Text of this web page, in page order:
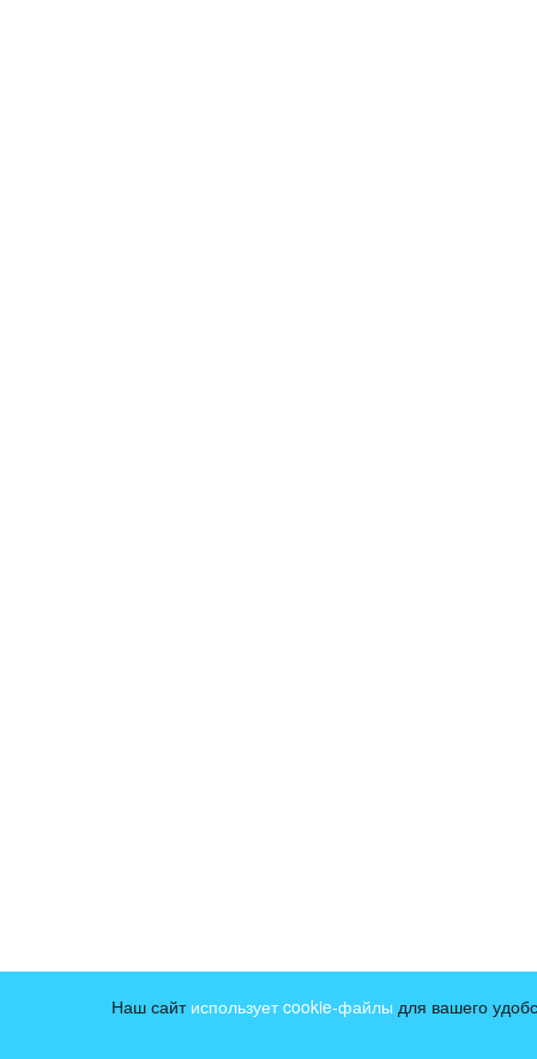
Наш сайт использует cookie-файлы для вашего